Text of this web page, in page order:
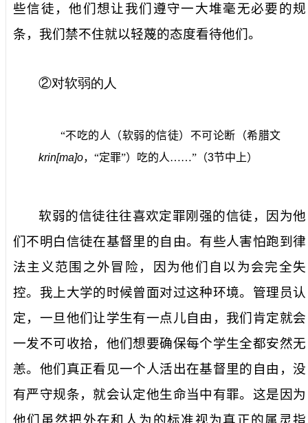
些信徒，他们想让我们遵守一大堆毫无必要的规
条，我们禁不住就以轻蔑的态度看待他们。
②对软弱的人
“不吃的人（软弱的信徒）不可论断（希腊文
krin[ma]o，“定罪”）吃的人……”（3节中上）
软弱的信徒往往喜欢定罪刚强的信徒，因为他
们不明白信徒在基督里的自由。有些人害怕跑到律
法主义范围之外冒险，因为他们自以为会完全失
控。我上大学的时候曾面对过这种环境。管理员认
定，一旦他们让学生有一点儿自由，我们肯定就会
一发不可收拾，他们想要确保每个学生全都安然无
恙。他们真正看见一个人活出在基督里的自由，没
有严守规条，就会认定他生命当中有罪。这是因为
他们虽然把外在和人为的标准视为真正的属灵指